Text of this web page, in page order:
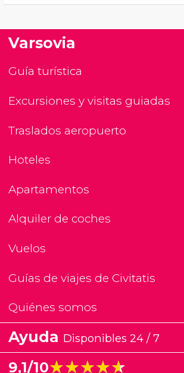
Varsovia
Guía turística
Excursiones y visitas guiadas
Traslados aeropuerto
Hoteles
Apartamentos
Alquiler de coches
Vuelos
Guías de viajes de Civitatis
Quiénes somos
Ayuda Disponibles 24 / 7
9,1/10★★★★★
★★★★★